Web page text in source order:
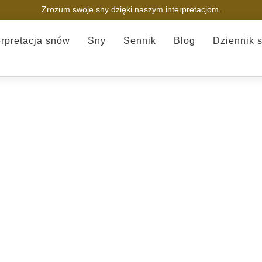
Zrozum swoje sny dzięki naszym interpretacjom.
snów Sny Sennik Blog Dziennik